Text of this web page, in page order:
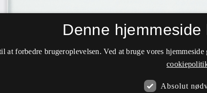
Denne
at forbedre brugeroplevelsen. Ved at bruge vores
Absolut